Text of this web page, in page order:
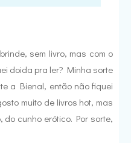
sem livro, mas com o
doida pra ler? Minha sorte
a Bienal, então não fiquei
muito de livros hot, mas
do cunho erótico. Por sorte,